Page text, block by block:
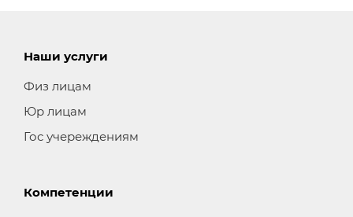
Наши услуги
Физ лицам
Юр лицам
Гос учереждениям
Компетенции